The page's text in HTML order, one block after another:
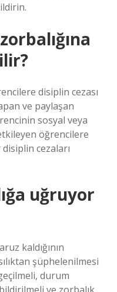
disiplin cezası
ve paylaşan
sosyal veya
öğrencilere
cezaları
uğruyor
kaldığının
şüphelenilmesi
durum